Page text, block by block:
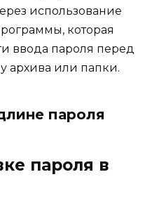
использование
которая
ввода пароля перед
архива или папки.
пароля
пароля в